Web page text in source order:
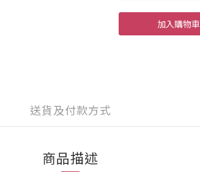
加入購物車
送貨及付款方式
商品描述